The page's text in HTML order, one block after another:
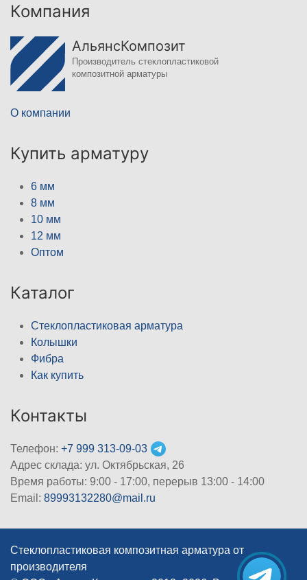
Компания
АльянсКомпозит
Производитель стеклопластиковой
композитной арматуры
О компании
Купить арматуру
6 мм
8 мм
10 мм
12 мм
Оптом
Каталог
Стеклопластиковая арматура
Колышки
Фибра
Как купить
Контакты
Телефон: +7 999 313-09-03
Адрес склада: ул. Октябрьская, 26
Время работы: 9:00 - 17:00, перерыв 13:00 - 14:00
Email: 89993132280@mail.ru
Стеклопластиковая композитная арматура от
производителя